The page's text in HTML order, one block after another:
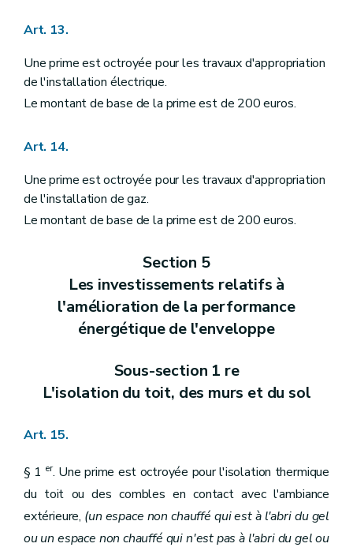
Art. 13.
Une prime est octroyée pour les travaux d'appropriation
de l'installation électrique.
Le montant de base de la prime est de 200 euros.
Art. 14.
Une prime est octroyée pour les travaux d'appropriation
de l'installation de gaz.
Le montant de base de la prime est de 200 euros.
Section 5
Les investissements relatifs à
l'amélioration de la performance
énergétique de l'enveloppe
Sous-section 1 re
L'isolation du toit, des murs et du sol
Art. 15.
§ 1 er. Une prime est octroyée pour l'isolation thermique
du toit ou des combles en contact avec l'ambiance
extérieure, (un espace non chauffé qui est à l'abri du gel
ou un espace non chauffé qui n'est pas à l'abri du gel ou